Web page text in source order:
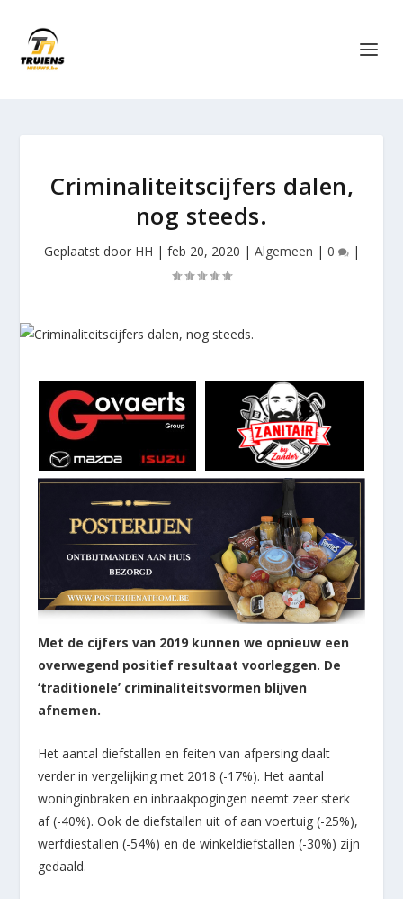
Criminaliteitscijfers dalen,
nog steeds.
Geplaatst door HH | feb 20, 2020 | Algemeen | 0 |
Met de cijfers van 2019 kunnen we opnieuw een
overwegend positief resultaat voorleggen. De
‘traditionele’ criminaliteitsvormen blijven
afnemen.
Het aantal diefstallen en feiten van afpersing daalt
verder in vergelijking met 2018 (-17%). Het aantal
woninginbraken en inbraakpogingen neemt zeer sterk
af (-40%). Ook de diefstallen uit of aan voertuig (-25%),
werfdiestallen (-54%) en de winkeldiefstallen (-30%) zijn
gedaald.